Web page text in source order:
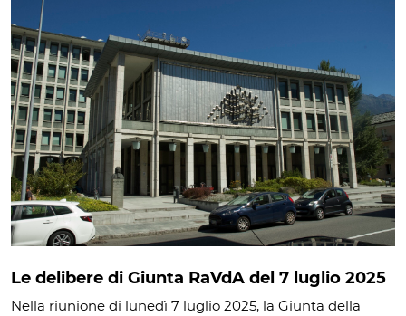
Le delibere di Giunta RaVdA del 7 luglio 2025
Nella riunione di lunedì 7 luglio 2025, la Giunta della